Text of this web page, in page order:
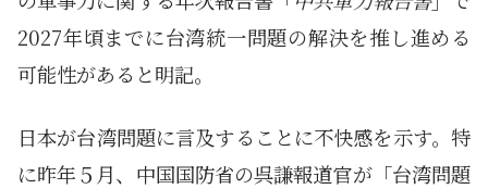
2027年頃までに台湾統一問題の解決を推し進める
可能性があると明記。
日本が台湾問題に言及することに不快感を示す。特
に昨年５月、中国国防省の呉謙報道官が「台湾問題